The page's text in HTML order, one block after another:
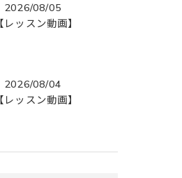
2026/08/05
【レッスン動画】
2026/08/04
【レッスン動画】